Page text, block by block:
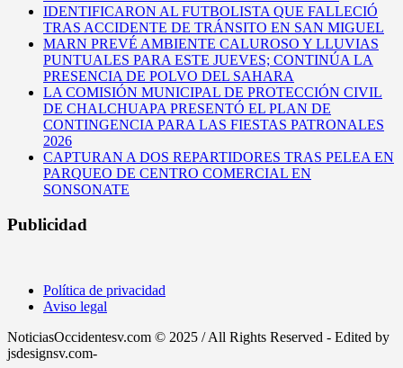
IDENTIFICARON AL FUTBOLISTA QUE FALLECIÓ
TRAS ACCIDENTE DE TRÁNSITO EN SAN MIGUEL
MARN PREVÉ AMBIENTE CALUROSO Y LLUVIAS
PUNTUALES PARA ESTE JUEVES; CONTINÚA LA
PRESENCIA DE POLVO DEL SAHARA
LA COMISIÓN MUNICIPAL DE PROTECCIÓN CIVIL
DE CHALCHUAPA PRESENTÓ EL PLAN DE
CONTINGENCIA PARA LAS FIESTAS PATRONALES
2026
CAPTURAN A DOS REPARTIDORES TRAS PELEA EN
PARQUEO DE CENTRO COMERCIAL EN
SONSONATE
Publicidad
Política de privacidad
Aviso legal
NoticiasOccidentesv.com © 2025 / All Rights Reserved - Edited by
jsdesignsv.com-